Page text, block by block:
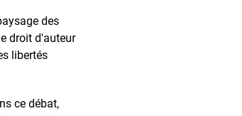
des
droit d'auteur
libertés
ce débat,